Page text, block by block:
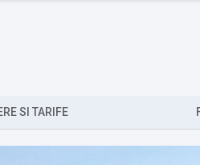
SI TARIFE